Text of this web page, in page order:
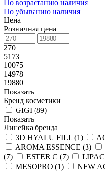
По возрастанию наличия
По убыванию наличия
Цена
Розничная цена
270
5173
10075
14978
19880
Показать
Бренд косметики
GIGI (89)
Показать
Линейка бренда
3D HYALU FILL (1)
AROMA ESSENCE (3)
(7) ESTER C (7)
MESOPRO (1) NEW